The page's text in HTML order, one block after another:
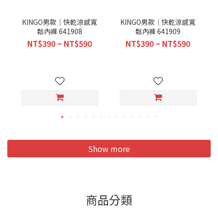
KINGO男款｜快乾涼感寬
鬆內褲 641908
NT$390 ~ NT$590
KINGO男款｜快乾涼感寬
鬆內褲 641909
NT$390 ~ NT$590
Show more
商品分類